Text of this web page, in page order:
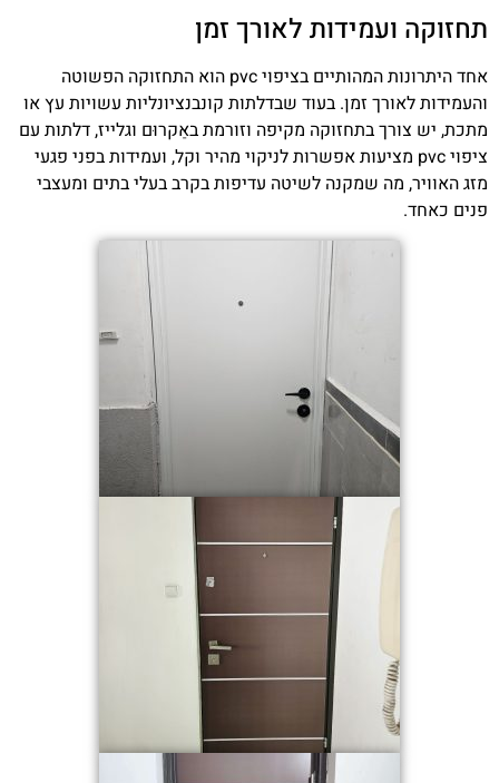
תחזוקה ועמידות לאורך זמן
אחד היתרונות המהותיים בציפוי pvc הוא התחזוקה הפשוטה
והעמידות לאורך זמן. בעוד שבדלתות קונבנציונליות עשויות עץ או
מתכת, יש צורך בתחזוקה מקיפה וזורמת באַקרוּם וגלייז, דלתות עם
ציפוי pvc מציעות אפשרות לניקוי מהיר וקל, ועמידות בפני פגעי
מזג האוויר, מה שמקנה לשיטה עדיפות בקרב בעלי בתים ומעצבי
פנים כאחד.